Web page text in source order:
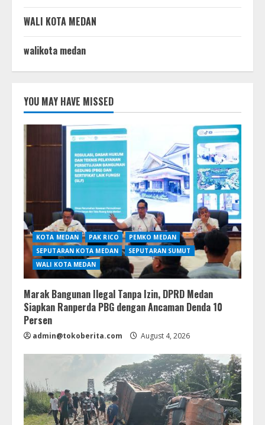
WALI KOTA MEDAN
walikota medan
YOU MAY HAVE MISSED
KOTA MEDAN PAK RICO
PEMKO MEDAN
SEPUTARAN KOTA MEDAN
SEPUTARAN SUMUT
WALI KOTA MEDAN
Marak Bangunan Ilegal Tanpa Izin, DPRD Medan
Siapkan Ranperda PBG dengan Ancaman Denda 10
Persen
admin@tokoberita.com August 4, 2026